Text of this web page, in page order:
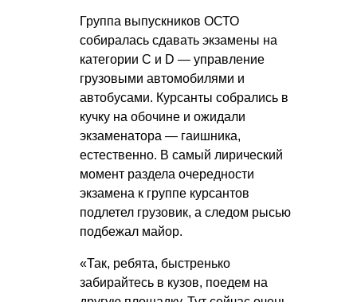
Группа выпускников ОСТО
собиралась сдавать экзамены на
категории C и D — управление
грузовыми автомобилями и
автобусами. Курсанты собрались в
кучку на обочине и ожидали
экзаменатора — гаишника,
естественно. В самый лирический
момент раздела очередности
экзамена к группе курсантов
подлетел грузовик, а следом рысью
подбежал майор.
«Так, ребята, быстренько
забирайтесь в кузов, поедем на